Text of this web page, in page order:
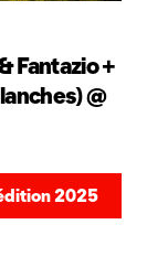
Fantazio +
@
2025